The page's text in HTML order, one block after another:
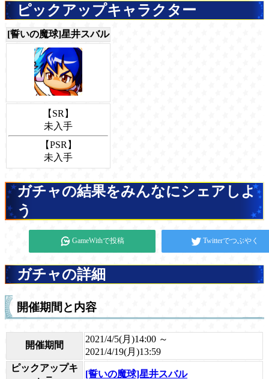
ピックアップキャラクター
[誓いの魔球]星井スバル
【SR】
未入手
【PSR】
未入手
ガチャの結果をみんなにシェアしよ
う
GameWithで投稿 Twitterでつぶやく
ガチャの詳細
開催期間と内容
開催期間
2021/4/5(月)14:00 ～
2021/4/19(月)13:59
ピックアップキ
[誓いの魔球]星井スバル